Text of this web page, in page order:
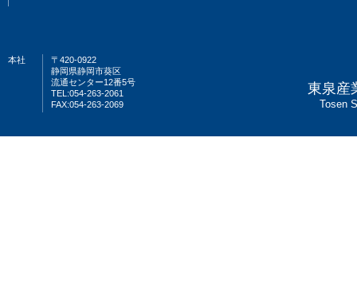
本社
〒420-0922
静岡県静岡市葵区
流通センター12番5号
TEL:054-263-2061
FAX:054-263-2069
東泉産
Tosen